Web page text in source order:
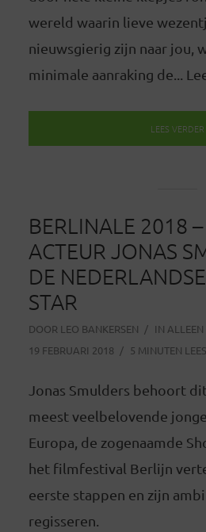
wereld waarin lieve
nieuwsgierig zijn naar jou,
minimale aanraking de...
LEES VERDER
BERLINALE 2018
ACTEUR JONAS
DE
STAR
DOOR LEO BANKERSEN IN
19 FEBRUARI 2018
5 MINUTEN
Jonas Smulders behoort
meest veelbelovende
Europa, de zogenaamde
het filmfestival Berlijn
eerste stappen en zijn
regisseren.